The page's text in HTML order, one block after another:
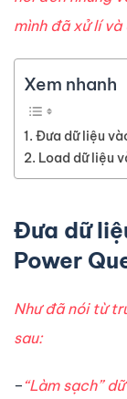
mình đã xử lí
Xem nhanh
Đưa dữ liệu
Load dữ liệu
Đưa dữ
Power
Như đã nói từ
sau:
– “Làm sạch”